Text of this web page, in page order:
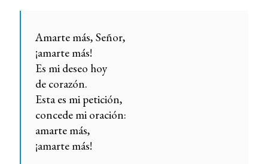
Amarte más, Señor,
¡amarte más!
Es mi deseo hoy
de corazón.
Esta es mi petición,
concede mi oración:
amarte más,
¡amarte más!